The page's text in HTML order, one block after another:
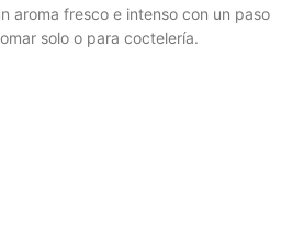
aroma fresco e intenso con un paso
solo o para coctelería.